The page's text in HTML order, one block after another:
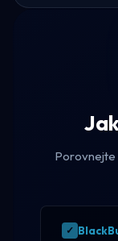
Porovnejte